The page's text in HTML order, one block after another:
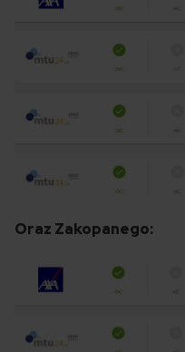
Oraz Zakopanego: